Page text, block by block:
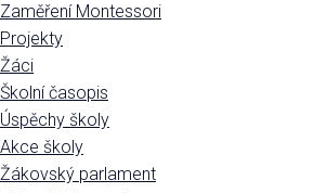
Zaměření Montessori
Projekty
Žáci
Školní časopis
Úspěchy školy
Akce školy
Žákovský parlament